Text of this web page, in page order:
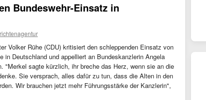
Bundeswehr-Einsatz in
Volker Rühe (CDU) kritisiert den schleppenden Einsatz von
in Deutschland und appelliert an Bundeskanzlerin Angela
"Merkel sagte kürzlich, ihr breche das Herz, wenn sie an die
Sie versprach, alles dafür zu tun, dass die Alten in den
Wir brauchen jetzt mehr Führungsstärke der Kanzlerin",